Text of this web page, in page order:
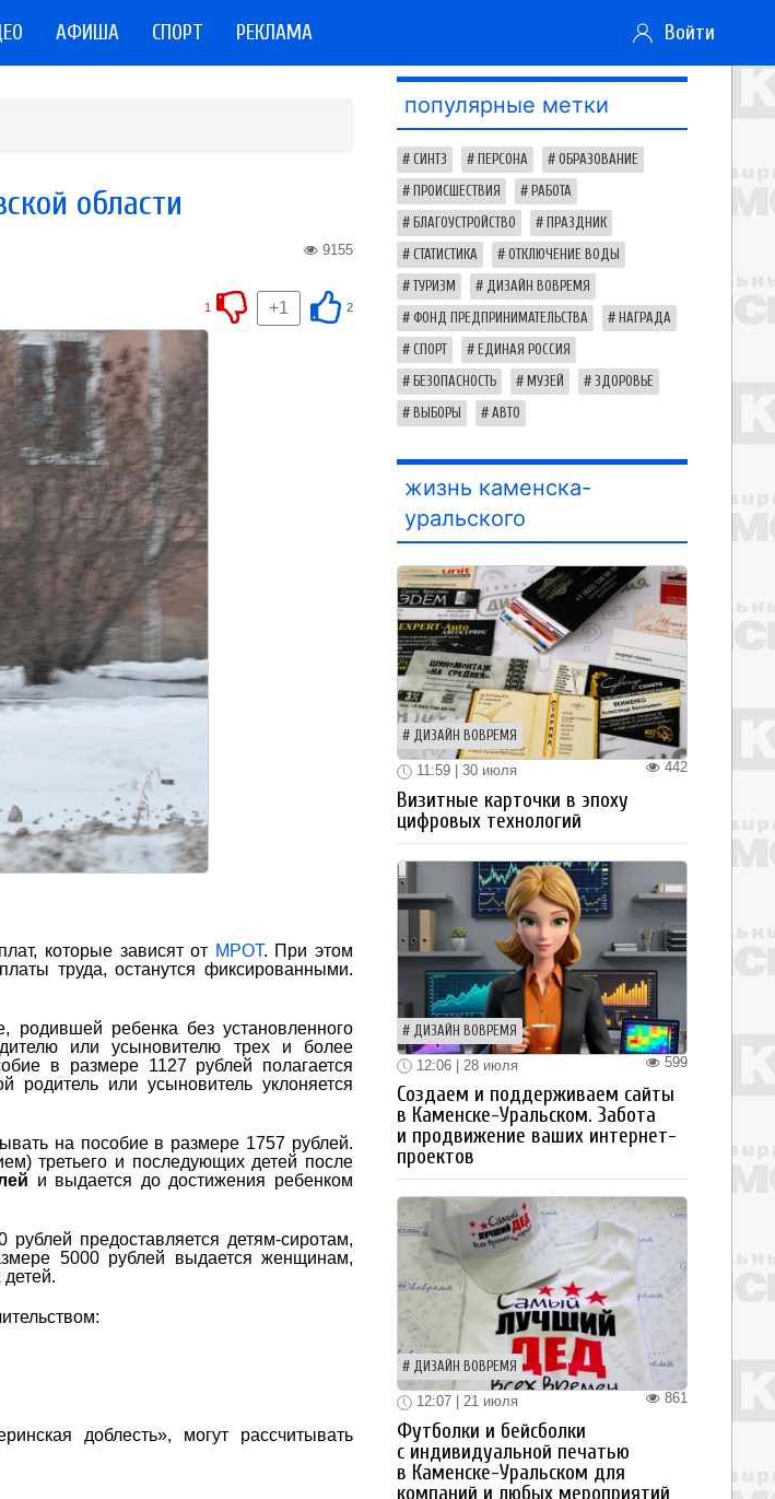
АФИША СПОРТ РЕКЛАМА Войти
области
9155
2
+1
1
которые зависят от МРОТ. При этом
труда, останутся фиксированными.
ребенка без установленного
или усыновителю трех и более
в размере 1127 рублей полагается
или усыновитель уклоняется
на пособие в размере 1757 рублей.
третьего и последующих детей после
и выдается до достижения ребенком
предоставляется детям-сиротам,
5000 рублей выдается женщинам,
доблесть», могут рассчитывать
популярные метки
СИНТЗ ПЕРСОНА ОБРАЗОВАНИЕ
ПРОИСШЕСТВИЯ РАБОТА
БЛАГОУСТРОЙСТВО ПРАЗДНИК
СТАТИСТИКА ОТКЛЮЧЕНИЕ ВОДЫ
ТУРИЗМ ДИЗАЙН ВОВРЕМЯ
ФОНД ПРЕДПРИНИМАТЕЛЬСТВА НАГРАДА
СПОРТ ЕДИНАЯ РОССИЯ
БЕЗОПАСНОСТЬ МУЗЕЙ ЗДОРОВЬЕ
ВЫБОРЫ АВТО
жизнь каменска-
уральского
ДИЗАЙН ВОВРЕМЯ
442
11:59 | 30 июля
Визитные карточки в эпоху
цифровых технологий
ДИЗАЙН ВОВРЕМЯ
599
12:06 | 28 июля
Создаем и поддерживаем сайты
в Каменске-Уральском. Забота
и продвижение ваших интернет-
проектов
ДИЗАЙН ВОВРЕМЯ
861
12:07 | 21 июля
Футболки и бейсболки
с индивидуальной печатью
в Каменске-Уральском для
компаний и любых мероприятий